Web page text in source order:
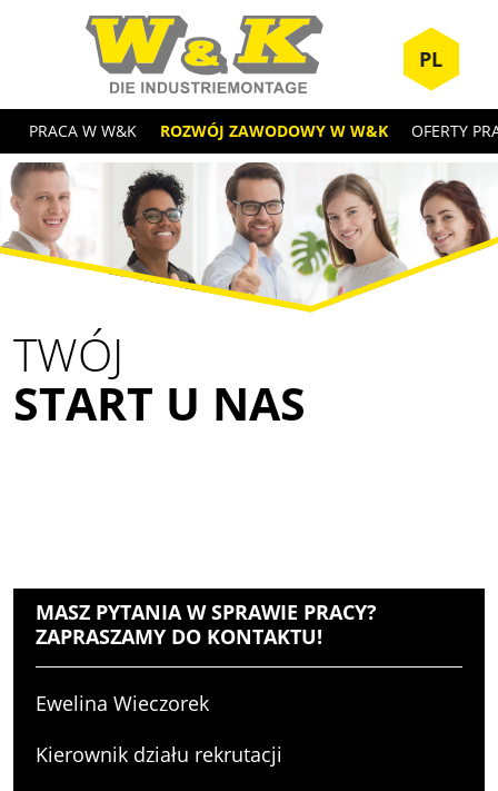
PL
PRACA W W&K ROZWÓJ ZAWODOWY W W&K OFERTY
TWÓJ
START U NAS
MASZ PYTANIA W SPRAWIE PRACY?
ZAPRASZAMY DO KONTAKTU!
Ewelina Wieczorek
Kierownik działu rekrutacji